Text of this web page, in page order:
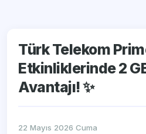
Türk Telekom
Etkinliklerinde 2
Avantajı! ✨
22 Mayıs 2026 Cuma